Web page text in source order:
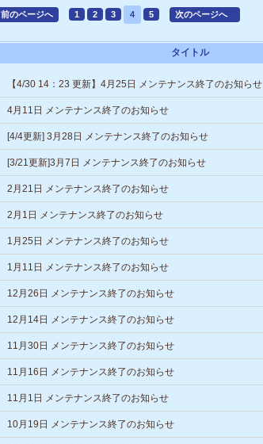
前のページへ 1 2 3 4 5 次のページへ
タイトル
【4/30 14：23 更新】4月25日 メンテナンス終了のお知らせ
4月11日 メンテナンス終了のお知らせ
[4/4更新] 3月28日 メンテナンス終了のお知らせ
[3/21更新]3月7日 メンテナンス終了のお知らせ
2月21日 メンテナンス終了のお知らせ
2月1日 メンテナンス終了のお知らせ
1月25日 メンテナンス終了のお知らせ
1月11日 メンテナンス終了のお知らせ
12月26日 メンテナンス終了のお知らせ
12月14日 メンテナンス終了のお知らせ
11月30日 メンテナンス終了のお知らせ
11月16日 メンテナンス終了のお知らせ
11月1日 メンテナンス終了のお知らせ
10月19日 メンテナンス終了のお知らせ